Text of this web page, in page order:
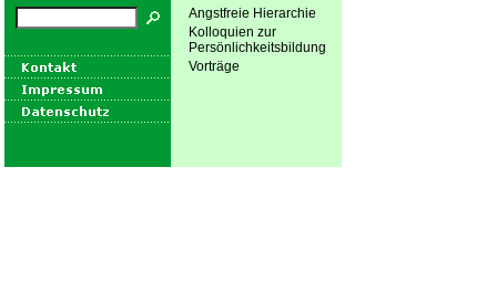
Angstfreie Hierarchie
Kolloquien zur
Persönlichkeitsbildung
Vorträge